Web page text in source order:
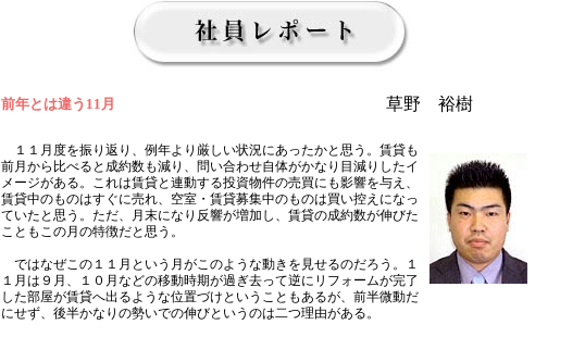
前年とは違う11月 草野 裕樹
１１月度を振り返り、例年より厳しい状況にあったかと思う。賃貸も
前月から比べると成約数も減り、問い合わせ自体がかなり目減りしたイ
メージがある。これは賃貸と連動する投資物件の売買にも影響を与え、
賃貸中のものはすぐに売れ、空室・賃貸募集中のものは買い控えになっ
ていたと思う。ただ、月末になり反響が増加し、賃貸の成約数が伸びた
こともこの月の特徴だと思う。
ではなぜこの１１月という月がこのような動きを見せるのだろう。１
１月は９月、１０月などの移動時期が過ぎ去って逆にリフォームが完了
した部屋が賃貸へ出るような位置づけということもあるが、前半微動だ
にせず、後半かなりの勢いでの伸びというのは二つ理由がある。